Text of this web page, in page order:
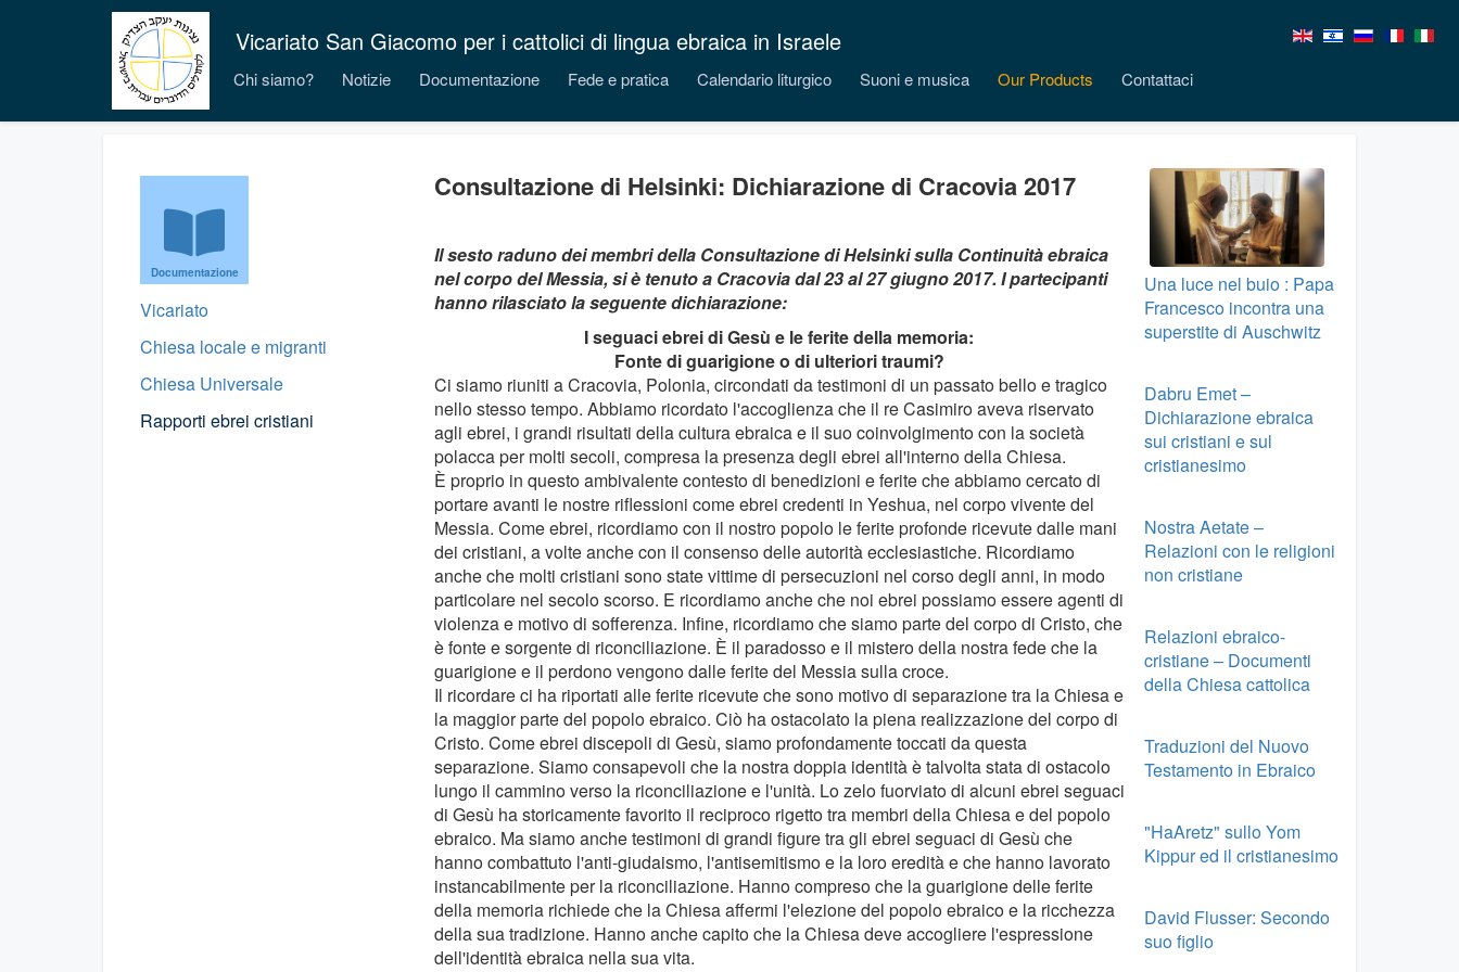
Vicariato San Giacomo per i cattolici di lingua ebraica in Israele
Chi siamo? Notizie Documentazione Fede e pratica Calendario liturgico Suoni e musica Our Products Contattaci
Documentazione
Vicariato
Chiesa locale e migranti
Chiesa Universale
Rapporti ebrei cristiani
Consultazione di Helsinki: Dichiarazione di Cracovia 2017
Il sesto raduno dei membri della Consultazione di Helsinki sulla Continuità ebraica
nel corpo del Messia, si è tenuto a Cracovia dal 23 al 27 giugno 2017. I partecipanti
hanno rilasciato la seguente dichiarazione:
I seguaci ebrei di Gesù e le ferite della memoria:
Fonte di guarigione o di ulteriori traumi?
Ci siamo riuniti a Cracovia, Polonia, circondati da testimoni di un passato bello e tragico
nello stesso tempo. Abbiamo ricordato l'accoglienza che il re Casimiro aveva riservato
agli ebrei, i grandi risultati della cultura ebraica e il suo coinvolgimento con la società
polacca per molti secoli, compresa la presenza degli ebrei all'interno della Chiesa.
È proprio in questo ambivalente contesto di benedizioni e ferite che abbiamo cercato di
portare avanti le nostre riflessioni come ebrei credenti in Yeshua, nel corpo vivente del
Messia. Come ebrei, ricordiamo con il nostro popolo le ferite profonde ricevute dalle mani
dei cristiani, a volte anche con il consenso delle autorità ecclesiastiche. Ricordiamo
anche che molti cristiani sono state vittime di persecuzioni nel corso degli anni, in modo
particolare nel secolo scorso. E ricordiamo anche che noi ebrei possiamo essere agenti di
violenza e motivo di sofferenza. Infine, ricordiamo che siamo parte del corpo di Cristo, che
è fonte e sorgente di riconciliazione. È il paradosso e il mistero della nostra fede che la
guarigione e il perdono vengono dalle ferite del Messia sulla croce.
Il ricordare ci ha riportati alle ferite ricevute che sono motivo di separazione tra la Chiesa e
la maggior parte del popolo ebraico. Ciò ha ostacolato la piena realizzazione del corpo di
Cristo. Come ebrei discepoli di Gesù, siamo profondamente toccati da questa
separazione. Siamo consapevoli che la nostra doppia identità è talvolta stata di ostacolo
lungo il cammino verso la riconciliazione e l'unità. Lo zelo fuorviato di alcuni ebrei seguaci
di Gesù ha storicamente favorito il reciproco rigetto tra membri della Chiesa e del popolo
ebraico. Ma siamo anche testimoni di grandi figure tra gli ebrei seguaci di Gesù che
hanno combattuto l'anti-giudaismo, l'antisemitismo e la loro eredità e che hanno lavorato
instancabilmente per la riconciliazione. Hanno compreso che la guarigione delle ferite
della memoria richiede che la Chiesa affermi l'elezione del popolo ebraico e la ricchezza
della sua tradizione. Hanno anche capito che la Chiesa deve accogliere l'espressione
dell'identità ebraica nella sua vita.
Una luce nel buio : Papa
Francesco incontra una
superstite di Auschwitz
Dabru Emet –
Dichiarazione ebraica
sui cristiani e sul
cristianesimo
Nostra Aetate –
Relazioni con le religioni
non cristiane
Relazioni ebraico-
cristiane – Documenti
della Chiesa cattolica
Traduzioni del Nuovo
Testamento in Ebraico
"HaAretz" sullo Yom
Kippur ed il cristianesimo
David Flusser: Secondo
suo figlio